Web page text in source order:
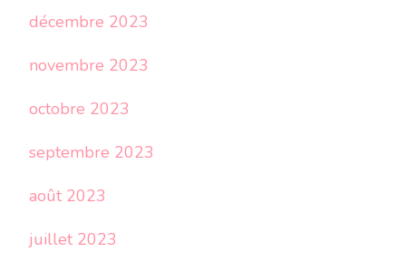
décembre 2023
novembre 2023
octobre 2023
septembre 2023
août 2023
juillet 2023